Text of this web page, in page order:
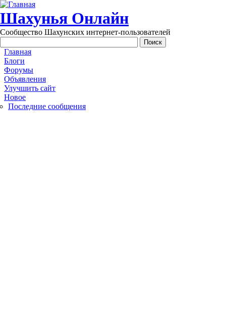
Перейти к основному содержанию
Шахунья Онлайн
Сообщество Шахунских интернет-пользователей
Main menu
Главная
Блоги
Форумы
Объявления
Улучшить сайт
Новое
Последние сообщения